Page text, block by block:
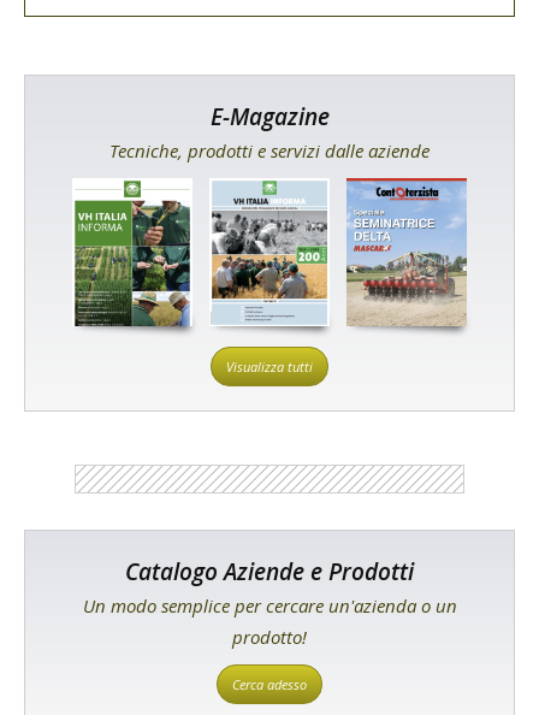
E-Magazine
Tecniche, prodotti e servizi dalle aziende
Visualizza tutti
Catalogo Aziende e Prodotti
Un modo semplice per cercare un'azienda o un
prodotto!
Cerca adesso